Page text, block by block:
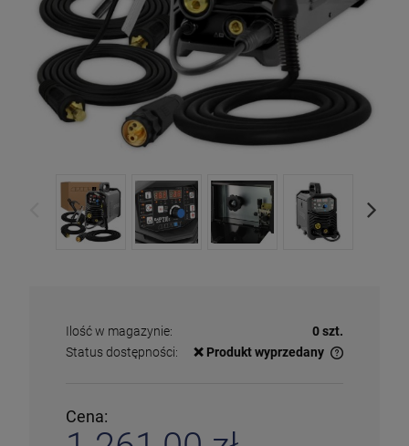
Ilość w magazynie:
0 szt.
Status dostępności:
❌ Produkt wyprzedany
Wyprzedany
Na zamówienie – w ciągu 2-5 dni
Cena: